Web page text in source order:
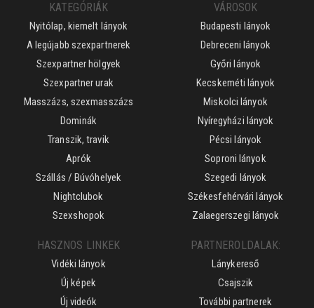
KATEGÓRIÁK
Nyitólap, kiemelt lányok
A legújabb szexpartnerek
Szexpartner hölgyek
Szexpartner urak
Masszázs, szexmasszázs
Dominák
Transzik, travik
Aprók
Szállás / Búvóhelyek
Nightclubok
Szexshopok
VÁROSOK
Budapesti lányok
Debreceni lányok
Győri lányok
Kecskeméti lányok
Miskolci lányok
Nyíregyházi lányok
Pécsi lányok
Soproni lányok
Szegedi lányok
Székesfehérvári lányok
Zalaegerszegi lányok
HASZNOS LINKEK
Vidéki lányok
Új képek
Új videók
PARTNEROLDALAK:
Lánykereső
Csajszik
További partnerek